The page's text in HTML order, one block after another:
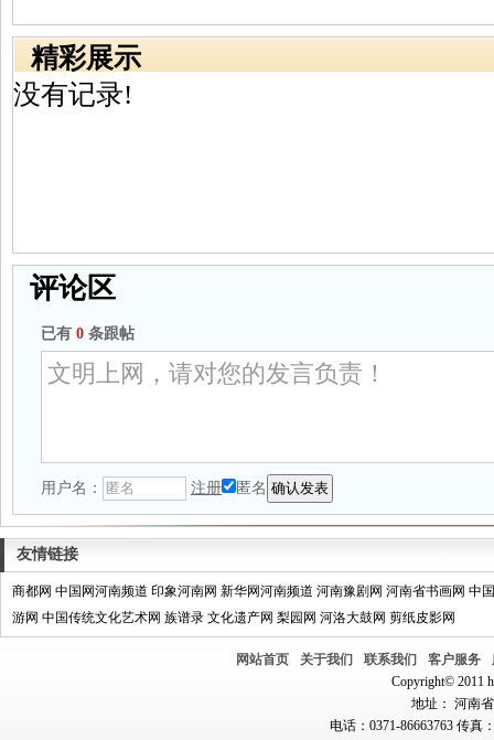
精彩展示
没有记录!
评论区
已有 0 条跟帖
用户名： 注册 匿名
友情链接
商都网 中国网河南频道 印象河南网 新华网河南频道 河南豫剧网 河南省书画网 中
游网 中国传统文化艺术网 族谱录 文化遗产网 梨园网 河洛大鼓网 剪纸皮影网
网站首页 关于我们 联系我们 客户服务
Copyright© 2011
地址： 河南
电话：0371-86663763 传真